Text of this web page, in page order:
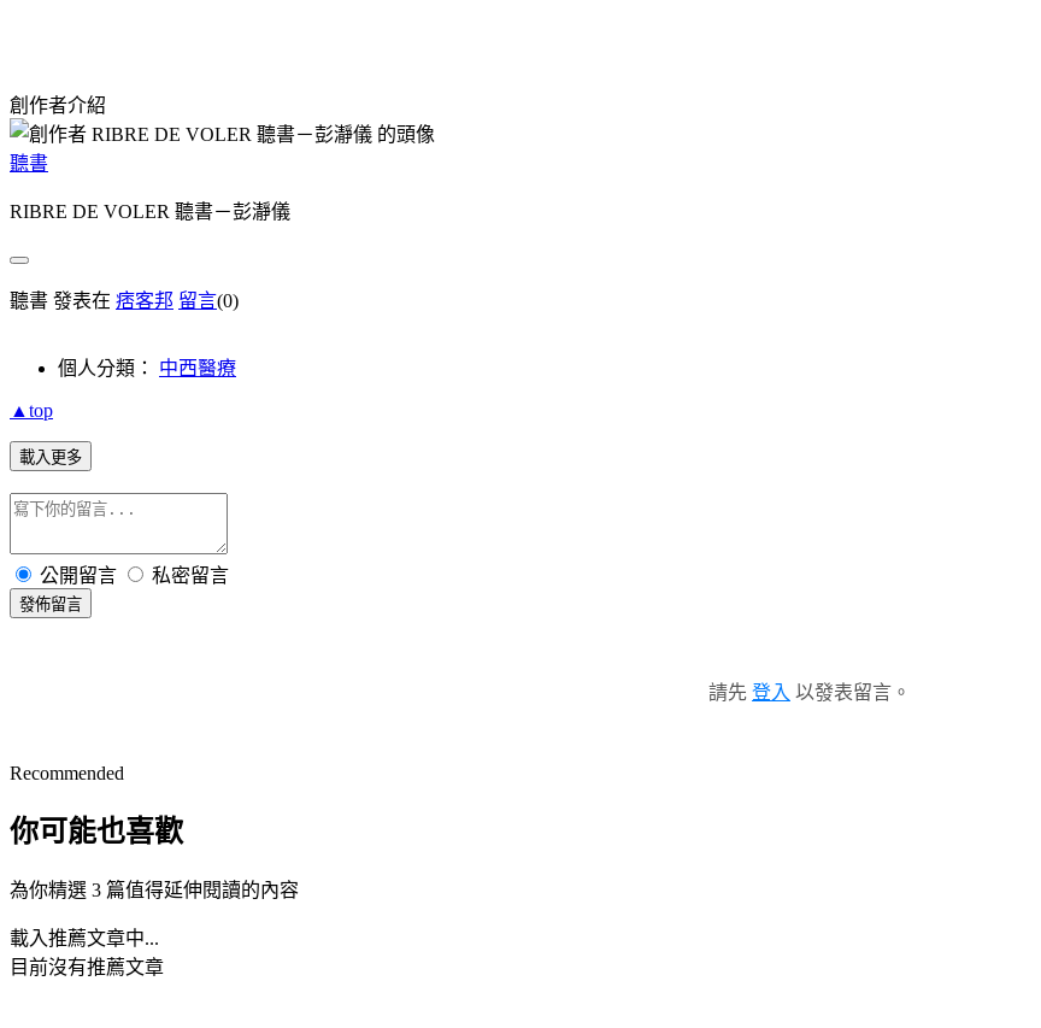
創作者介紹
聽書
RIBRE DE VOLER 聽書－彭瀞儀
聽書 發表在 痞客邦 留言(0)
個人分類： 中西醫療
▲top
載入更多
公開留言 私密留言
發佈留言
請先 登入 以發表留言。
Recommended
你可能也喜歡
為你精選 3 篇值得延伸閱讀的內容
載入推薦文章中...
目前沒有推薦文章